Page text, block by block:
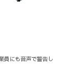
員にも音声で警告し